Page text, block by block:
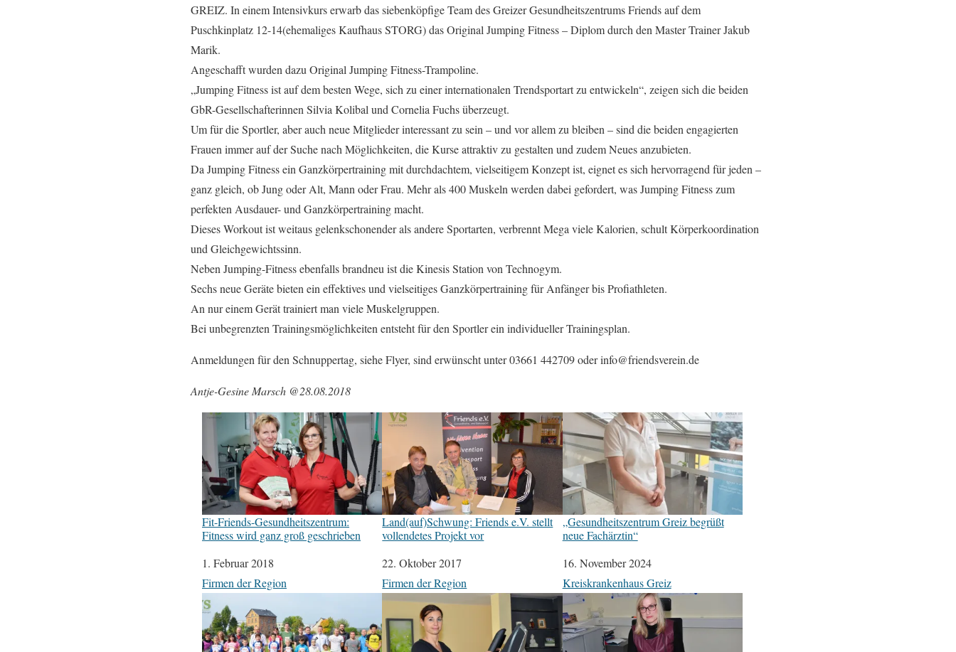
GREIZ. In einem Intensivkurs erwarb das siebenköpfige Team des Greizer Gesundheitszentrums Friends auf dem
Puschkinplatz 12-14(ehemaliges Kaufhaus STORG) das Original Jumping Fitness – Diplom durch den Master Trainer Jakub
Marik.
Angeschafft wurden dazu Original Jumping Fitness-Trampoline.
„Jumping Fitness ist auf dem besten Wege, sich zu einer internationalen Trendsportart zu entwickeln“, zeigen sich die beiden
GbR-Gesellschafterinnen Silvia Kolibal und Cornelia Fuchs überzeugt.
Um für die Sportler, aber auch neue Mitglieder interessant zu sein – und vor allem zu bleiben – sind die beiden engagierten
Frauen immer auf der Suche nach Möglichkeiten, die Kurse attraktiv zu gestalten und zudem Neues anzubieten.
Da Jumping Fitness ein Ganzkörpertraining mit durchdachtem, vielseitigem Konzept ist, eignet es sich hervorragend für jeden –
ganz gleich, ob Jung oder Alt, Mann oder Frau. Mehr als 400 Muskeln werden dabei gefordert, was Jumping Fitness zum
perfekten Ausdauer- und Ganzkörpertraining macht.
Dieses Workout ist weitaus gelenkschonender als andere Sportarten, verbrennt Mega viele Kalorien, schult Körperkoordination
und Gleichgewichtssinn.
Neben Jumping-Fitness ebenfalls brandneu ist die Kinesis Station von Technogym.
Sechs neue Geräte bieten ein effektives und vielseitiges Ganzkörpertraining für Anfänger bis Profiathleten.
An nur einem Gerät trainiert man viele Muskelgruppen.
Bei unbegrenzten Trainingsmöglichkeiten entsteht für den Sportler ein individueller Trainingsplan.
Anmeldungen für den Schnuppertag, siehe Flyer, sind erwünscht unter 03661 442709 oder info@friendsverein.de
Antje-Gesine Marsch @28.08.2018
Fit-Friends-Gesundheitszentrum:
Fitness wird ganz groß geschrieben
Datum
1. Februar 2018
In Bezug auf
Firmen der Region
Land(auf)Schwung: Friends e.V. stellt
vollendetes Projekt vor
Datum
22. Oktober 2017
In Bezug auf
Firmen der Region
„Gesundheitszentrum Greiz begrüßt
neue Fachärztin“
Datum
16. November 2024
In Bezug auf
Kreiskrankenhaus Greiz